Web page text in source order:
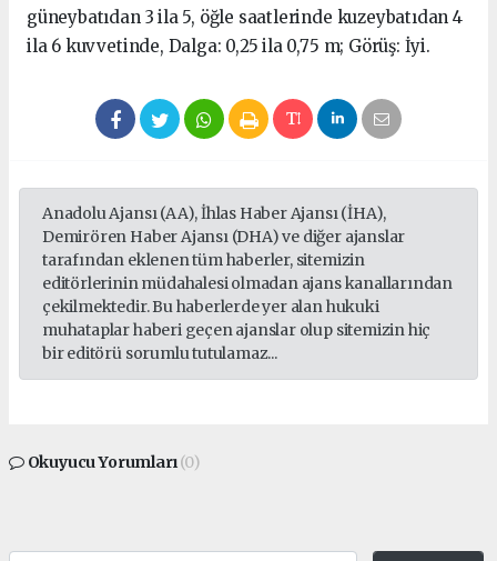
güneybatıdan 3 ila 5, öğle saatlerinde kuzeybatıdan 4
ila 6 kuvvetinde, Dalga: 0,25 ila 0,75 m; Görüş: İyi.
Anadolu Ajansı (AA), İhlas Haber Ajansı (İHA),
Demirören Haber Ajansı (DHA) ve diğer ajanslar
tarafından eklenen tüm haberler, sitemizin
editörlerinin müdahalesi olmadan ajans kanallarından
çekilmektedir. Bu haberlerde yer alan hukuki
muhataplar haberi geçen ajanslar olup sitemizin hiç
bir editörü sorumlu tutulamaz...
Okuyucu Yorumları(0)